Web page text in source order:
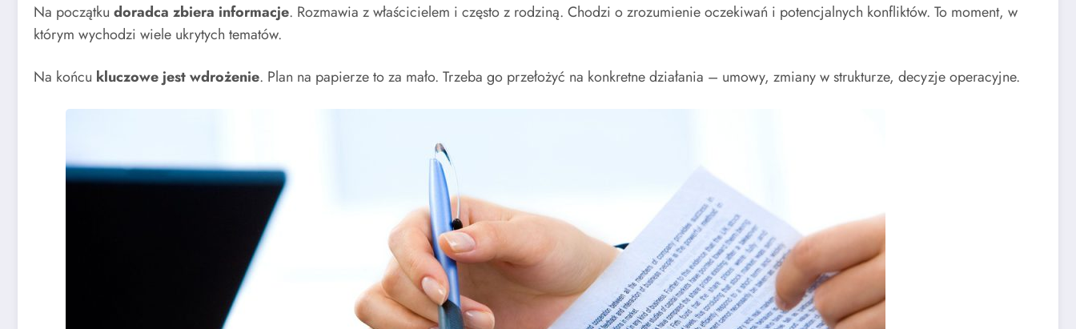
Na początku doradca zbiera informacje. Rozmawia z właścicielem i często z rodziną. Chodzi o zrozumienie oczekiwań i potencjalnych konfliktów. To moment, w
którym wychodzi wiele ukrytych tematów.
Na końcu kluczowe jest wdrożenie. Plan na papierze to za mało. Trzeba go przełożyć na konkretne działania – umowy, zmiany w strukturze, decyzje operacyjne.